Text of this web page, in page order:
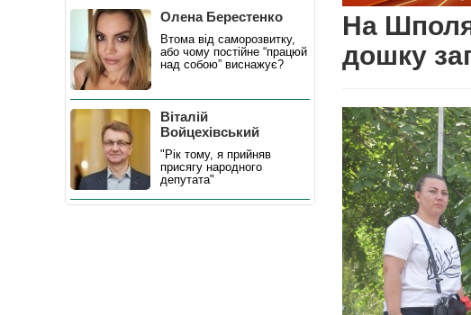
На
дошку
Олена Берестенко
Втома від саморозвитку,
або чому постійне “працюй
над собою” виснажує?
Віталій
Войцехівський
"Рік тому, я прийняв
присягу народного
депутата"